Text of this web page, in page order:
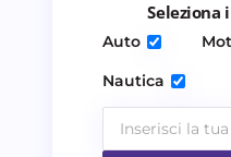
Invia
Seleziona
Auto
Nautica